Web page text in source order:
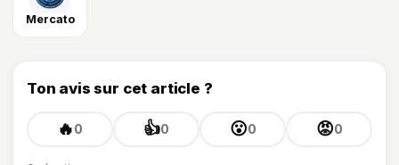
Mercato
Ton avis sur cet article ?
🔥0 👍0 😮0 😡0